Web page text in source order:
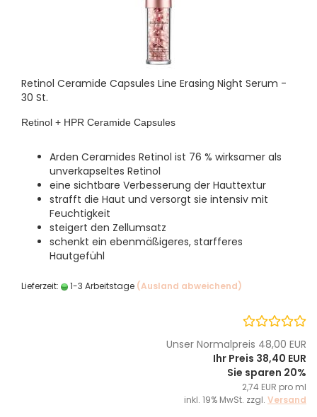
Retinol Ceramide Capsules Line Erasing Night Serum -
30 St.
Retinol + HPR Ceramide Capsules
Arden Ceramides Retinol ist 76 % wirksamer als
unverkapseltes Retinol
eine sichtbare Verbesserung der Hauttextur
strafft die Haut und versorgt sie intensiv mit
Feuchtigkeit
steigert den Zellumsatz
schenkt ein ebenmäßigeres, starfferes
Hautgefühl
Lieferzeit: 1-3 Arbeitstage (Ausland abweichend)
Unser Normalpreis 48,00 EUR
Ihr Preis 38,40 EUR
Sie sparen 20%
2,74 EUR pro ml
inkl. 19% MwSt. zzgl. Versand